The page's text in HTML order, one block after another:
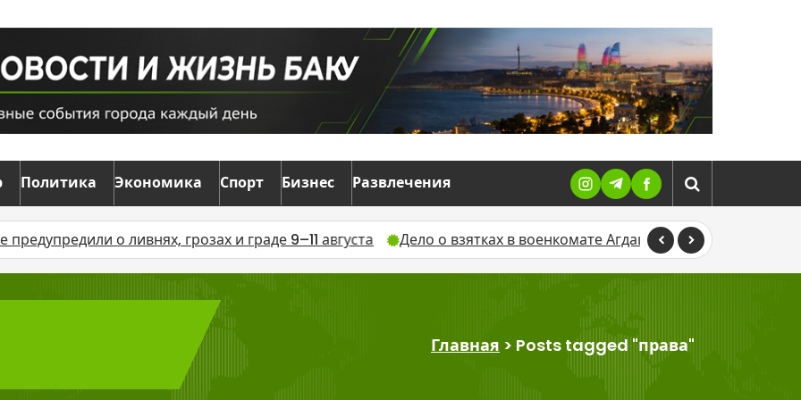
Политика Экономика Спорт Бизнес Развлечения
о ливнях, грозах и граде 9–11 августа Дело о взятках в военкомате Агдаша направлено в суд
Главная > Posts tagged "права"